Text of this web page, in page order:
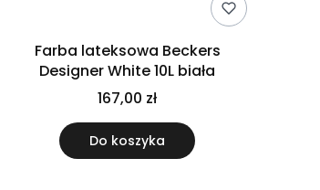
Farba lateksowa Beckers
Designer White 10L biała
167,00 zł
Do koszyka